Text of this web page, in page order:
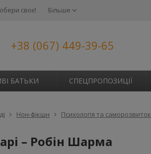
своє! Більше
+38 (067) 449-39-65
БАТЬКИ СПЕЦПРОПОЗИЦІЇ
Нон-фікшн
Психологія та саморозвиток
– Робін Шарма